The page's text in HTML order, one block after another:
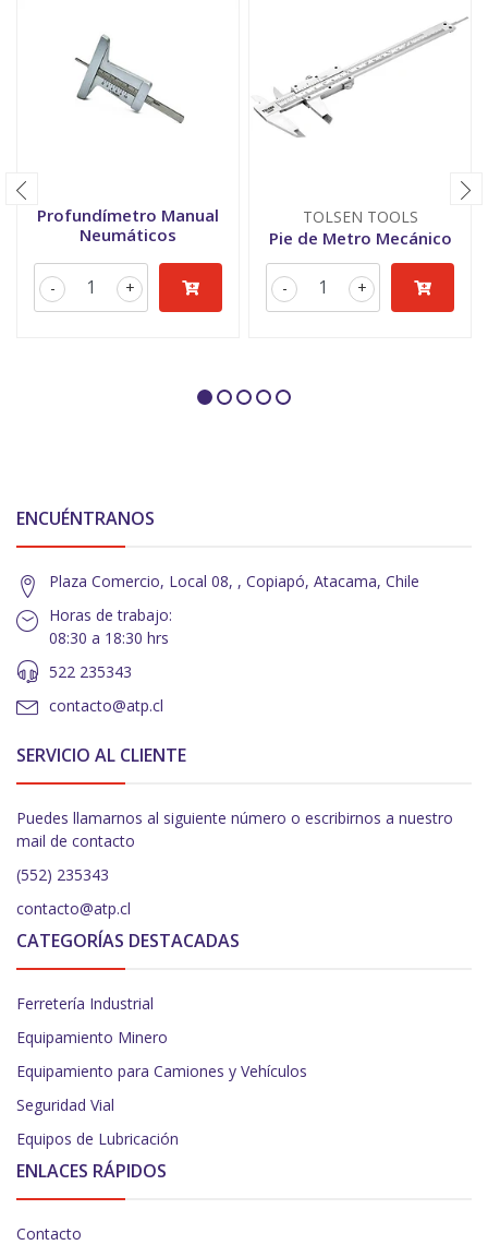
Profundímetro Manual
Neumáticos
+
-
TOLSEN TOOLS
Pie de Metro Mecánico
+
-
ENCUÉNTRANOS
Plaza Comercio, Local 08, , Copiapó, Atacama, Chile
Horas de trabajo:
08:30 a 18:30 hrs
522 235343
contacto@atp.cl
SERVICIO AL CLIENTE
Puedes llamarnos al siguiente número o escribirnos a nuestro
mail de contacto
(552) 235343
contacto@atp.cl
CATEGORÍAS DESTACADAS
Ferretería Industrial
Equipamiento Minero
Equipamiento para Camiones y Vehículos
Seguridad Vial
Equipos de Lubricación
ENLACES RÁPIDOS
Contacto